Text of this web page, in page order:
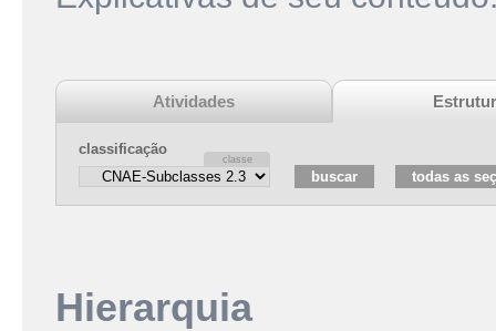
Atividades
classificação
Hierarquia